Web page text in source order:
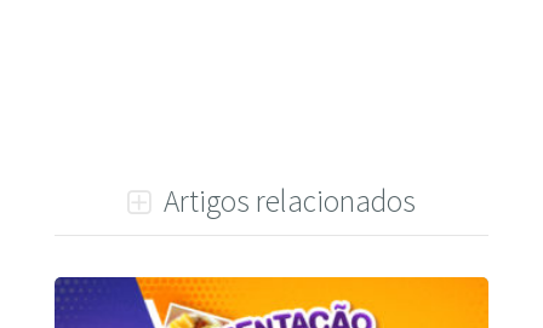
Artigos relacionados